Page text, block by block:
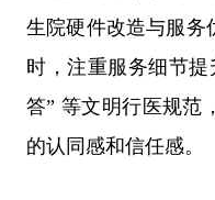
生院硬件改造与服务
时，注重服务细节提
答” 等文明行医规范
的认同感和信任感。